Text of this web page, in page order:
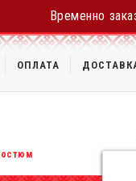
Временно
ОПЛАТА